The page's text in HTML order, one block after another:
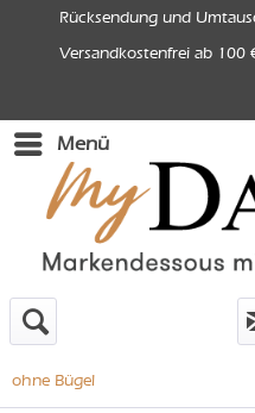
Rücksendung und
Versandkostenfrei ab
Menü
ohne Bügel